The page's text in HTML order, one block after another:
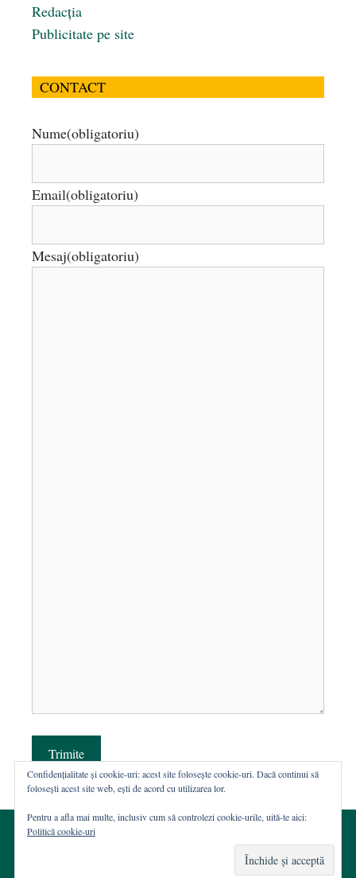
Redacția
Publicitate pe site
CONTACT
Nume(obligatoriu)
Email(obligatoriu)
Mesaj(obligatoriu)
Trimite
Web hosting şi dezvoltare Wordpress:
Casa de WEB
Confidențialitate și cookie-uri: acest site folosește cookie-uri. Dacă continui să
folosești acest site web, ești de acord cu utilizarea lor.
Pentru a afla mai multe, inclusiv cum să controlezi cookie-urile, uită-te aici:
Politică cookie-uri